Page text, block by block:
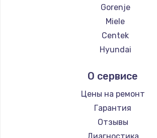
Заказать
Заказать
Ремонт
820 руб.
Gorenje
Miele
Centek
Hyundai
DELTA
Silter
Chayka
Beko
Vivitek
О сервисе
Цены на ремонт
Гарантия
Отзывы
Диагностика